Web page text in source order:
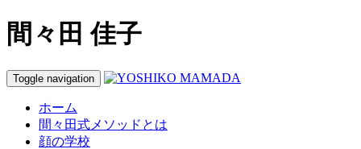
間々田 佳子
Toggle navigation
ホーム
間々田式メソッドとは
顔の学校